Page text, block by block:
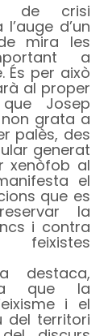
de crisi
d’un
mira les
a
És per això
al proper
Josep
grata a
palès, des
generat
xenòfob al
el
que es
la
i contra
feixistes
destaca,
que la
i el
del territori